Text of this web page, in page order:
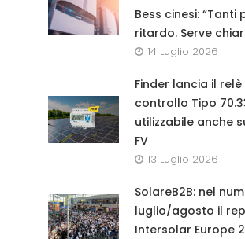
Bess cinesi: “Tanti
ritardo. Serve
14 Luglio 2026
Finder lancia il relè
controllo Tipo
utilizzabile anche
FV
13 Luglio 2026
SolareB2B: nel
luglio/agosto il
Intersolar Europe